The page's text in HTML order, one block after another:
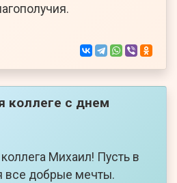
коллеге с днем
Михаил! Пусть в
все добрые мечты.